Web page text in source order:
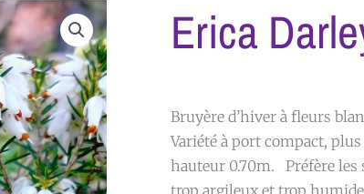
Erica
Bruyère d’hiver à fleurs
Variété à port compact,
hauteur 0.70m. Préfère les
trop argileux et trop